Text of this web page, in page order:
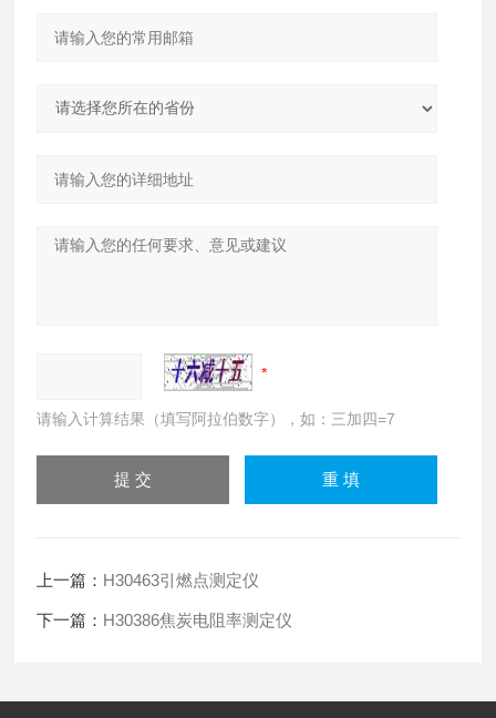
请输入计算结果（填写阿拉伯数字），如：三加四=7
上一篇： H30463引燃点测定仪
下一篇： H30386焦炭电阻率测定仪